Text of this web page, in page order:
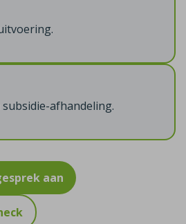
afhandeling.
aan